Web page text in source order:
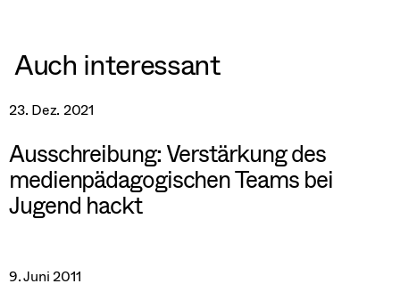
Auch interessant
23. Dez. 2021
Ausschreibung: Verstärkung des
medienpädagogischen Teams bei
Jugend hackt
9. Juni 2011